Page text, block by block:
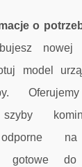
o
model
szyby
odporne
gotowe do